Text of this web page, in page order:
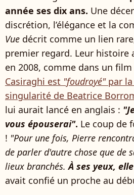
année ses dix ans. Une
discrétion, l’élégance et la
Vue décrit comme un lien
premier regard. Leur histoire
en 2008, comme dans un
Casiraghi est "foudroyé" par
singularité de Beatrice
lui aurait lancé en anglais :
vous épouserai". Le coup de
! "Pour une fois, Pierre
de parler d'autre chose que de
lieux branchés.À ses yeux,
avait confié un proche au